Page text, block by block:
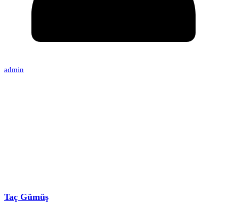
admin
Taç Gümüş